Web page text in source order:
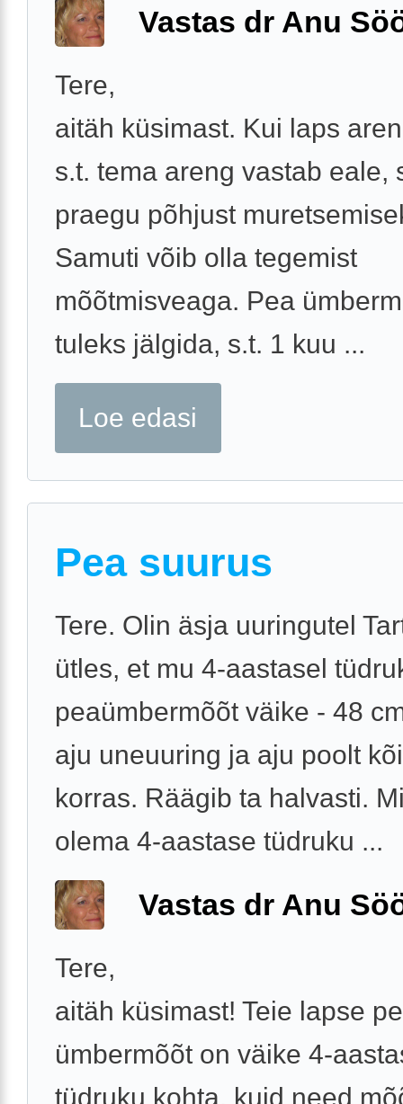
Vastas dr Anu
Tere,
aitäh küsimast. Kui laps
s.t. tema areng vastab eale,
praegu põhjust
Samuti võib olla tegemist
mõõtmisveaga. Pea
tuleks jälgida, s.t. 1 kuu ...
Loe edasi
Pea suurus
Tere. Olin äsja uuringutel
ütles, et mu 4-aastasel
peaümbermõõt väike - 48
aju uneuuring ja aju poolt
korras. Räägib ta halvasti.
olema 4-aastase tüdruku ...
Vastas dr Anu
Tere,
aitäh küsimast! Teie lapse
ümbermõõt on väike 4-
tüdruku kohta, kuid need